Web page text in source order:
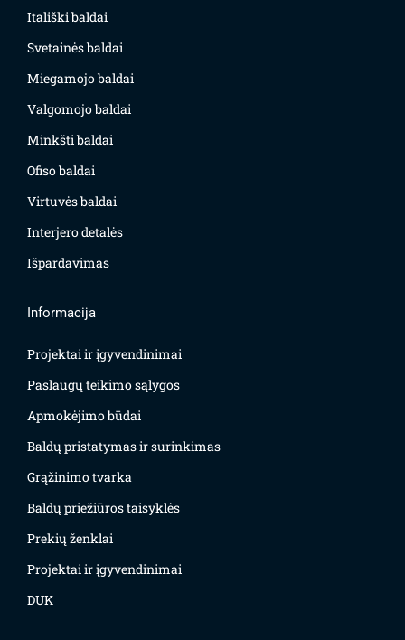
Itališki baldai
Svetainės baldai
Miegamojo baldai
Valgomojo baldai
Minkšti baldai
Ofiso baldai
Virtuvės baldai
Interjero detalės
Išpardavimas
Informacija
Projektai ir įgyvendinimai
Paslaugų teikimo sąlygos
Apmokėjimo būdai
Baldų pristatymas ir surinkimas
Grąžinimo tvarka
Baldų priežiūros taisyklės
Prekių ženklai
Projektai ir įgyvendinimai
DUK